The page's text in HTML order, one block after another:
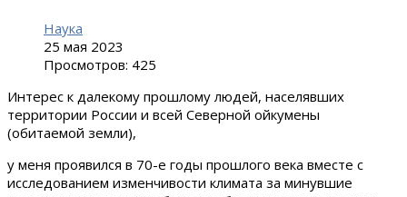
Наука
25 мая 2023
Просмотров: 425
Интерес к далекому прошлому людей, населявших
территории России и всей Северной ойкумены
(обитаемой земли),
у меня проявился в 70-е годы прошлого века вместе с
исследованием изменчивости климата за минувшие